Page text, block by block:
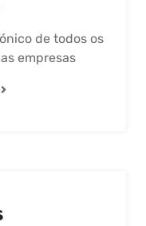
de todos os
empresas